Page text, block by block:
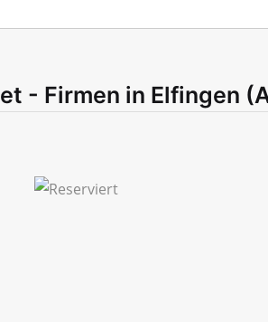
- Firmen in Elfingen